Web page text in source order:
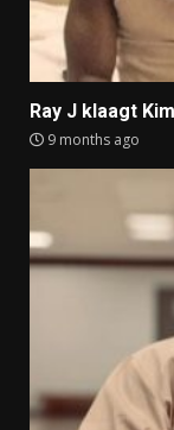
Ray J klaagt
9 months ago